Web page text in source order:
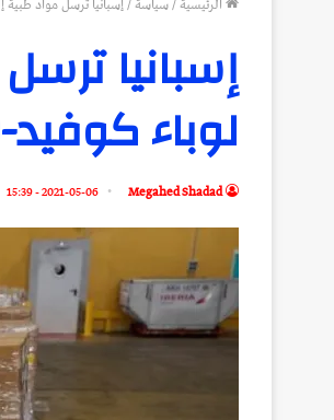
إسبانيا
لوباء كوفيد-19
Megahed Shadad
2021-05-06 - 15:39